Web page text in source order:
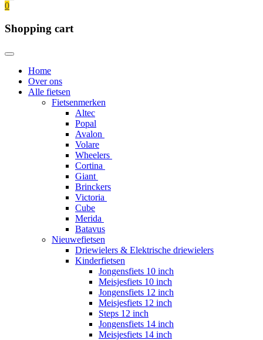
0
Shopping cart
Home
Over ons
Alle fietsen
Fietsenmerken
Altec
Popal
Avalon
Volare
Wheelers
Cortina
Giant
Brinckers
Victoria
Cube
Merida
Batavus
Nieuwefietsen
Driewielers & Elektrische driewielers
Kinderfietsen
Jongensfiets 10 inch
Meisjesfiets 10 inch
Jongensfiets 12 inch
Meisjesfiets 12 inch
Steps 12 inch
Jongensfiets 14 inch
Meisjesfiets 14 inch